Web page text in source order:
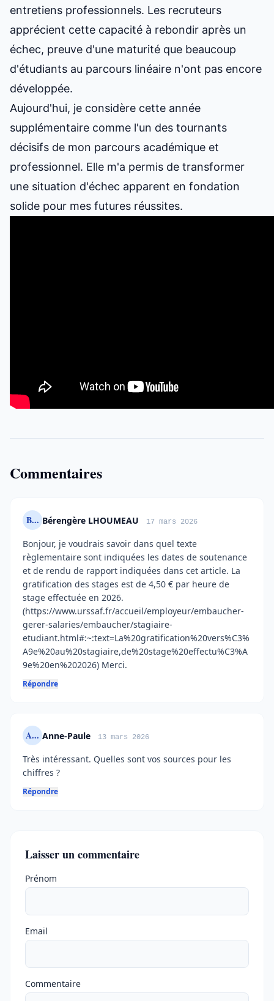
entretiens professionnels. Les recruteurs
apprécient cette capacité à rebondir après un
échec, preuve d'une maturité que beaucoup
d'étudiants au parcours linéaire n'ont pas encore
développée.
Aujourd'hui, je considère cette année
supplémentaire comme l'un des tournants
décisifs de mon parcours académique et
professionnel. Elle m'a permis de transformer
une situation d'échec apparent en fondation
solide pour mes futures réussites.
Commentaires
B... Bérengère LHOUMEAU 17 mars 2026
Bonjour, je voudrais savoir dans quel texte
règlementaire sont indiquées les dates de soutenance
et de rendu de rapport indiquées dans cet article. La
gratification des stages est de 4,50 € par heure de
stage effectuée en 2026.
(https://www.urssaf.fr/accueil/employeur/embaucher-
gerer-salaries/embaucher/stagiaire-
etudiant.html#:~:text=La%20gratification%20vers%C3%
A9e%20au%20stagiaire,de%20stage%20effectu%C3%A
9e%20en%202026) Merci.
Répondre
A... Anne-Paule 13 mars 2026
Très intéressant. Quelles sont vos sources pour les
chiffres ?
Répondre
Laisser un commentaire
Ne pas remplir
Prénom
Email
Commentaire